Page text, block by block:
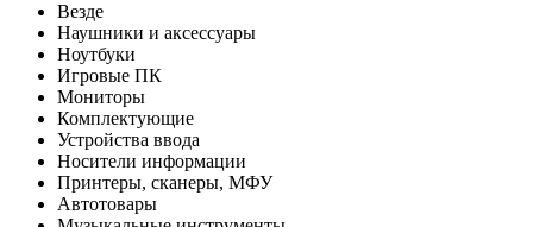
Везде
Наушники и аксессуары
Ноутбуки
Игровые ПК
Мониторы
Комплектующие
Устройства ввода
Носители информации
Принтеры, сканеры, МФУ
Автотовары